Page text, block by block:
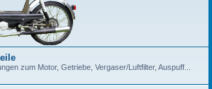
zum Motor, Getriebe, Vergaser/Luftfilter, Auspuff...